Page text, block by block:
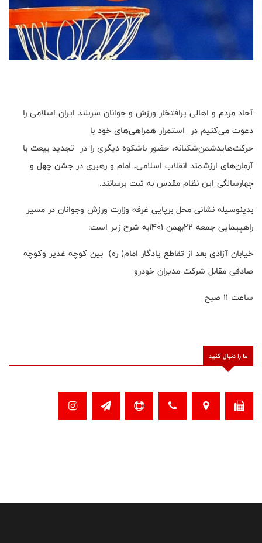
آحاد مردم و اهالی پرافتخار ورزش و جوانان سربلند ایران اسلامی را
دعوت می‌کنیم در استمرار همراهی‌های خود با
حرکت‌هایدشمن‌شکنانه، حضور باشکوه دیگری را در تجدید بیعت با
آرمان‌های ارزشمند انقلاب اسلامی، امام و رهبری در جشن چهل و
چهارسالگی این نظام مقدس به ثبت برسانند.
بدینوسیله نشانی محل برپایی غرفه وزارت ورزش وجوانان در مسیر
راهپیمایی جمعه ۲۲بهمن ۱۴۰۱به شرح زیر است:
خیابان آزادی بعد از تقاطع یادگار امام( ره) بین کوچه غدیر وکوچه
صادقی مقابل شرکت مدیران خودرو
ساعت ۱۱ صبح
ما را دنبال کنید